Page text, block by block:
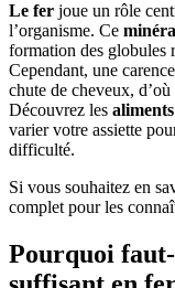
Le fer joue un rôle
l’organisme. Ce
formation des globules
Cependant, une
chute de cheveux,
Découvrez les
varier votre assiette
difficulté.
Si vous souhaitez en
complet pour les
Pourquoi